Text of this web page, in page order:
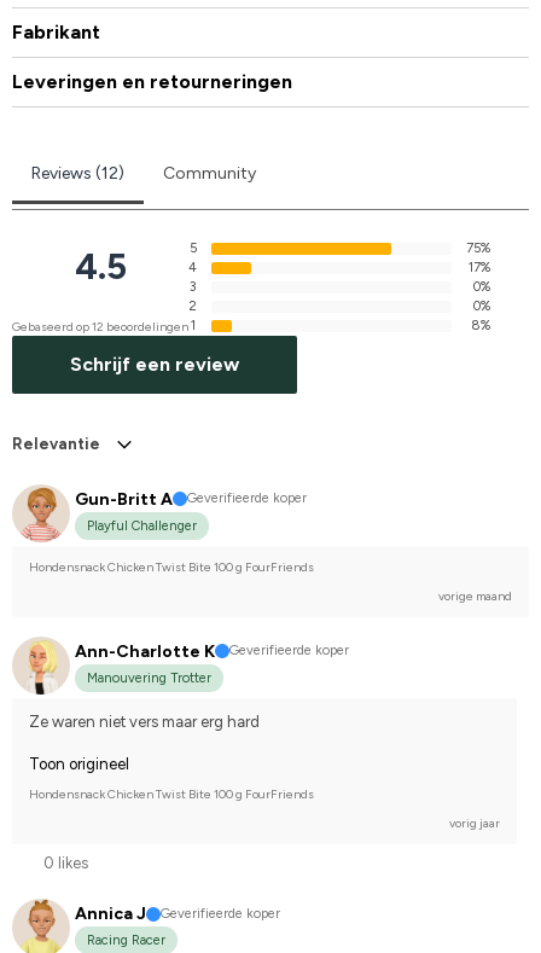
Fabrikant
Leveringen en retourneringen
Reviews (12) Community
4.5
Gebaseerd op 12 beoordelingen
5
75%
4
17%
3
0%
2
0%
1
8%
Schrijf een review
Relevantie
Gun-Britt A
Geverifieerde koper
Playful Challenger
Hondensnack Chicken Twist Bite 100 g FourFriends
vorige maand
Ann-Charlotte K
Geverifieerde koper
Manouvering Trotter
Ze waren niet vers maar erg hard
Toon origineel
Hondensnack Chicken Twist Bite 100 g FourFriends
vorig jaar
0 likes
Annica J
Geverifieerde koper
Racing Racer